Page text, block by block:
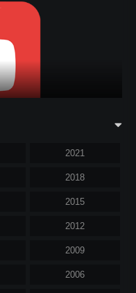
2021
2018
2015
2012
2009
2006